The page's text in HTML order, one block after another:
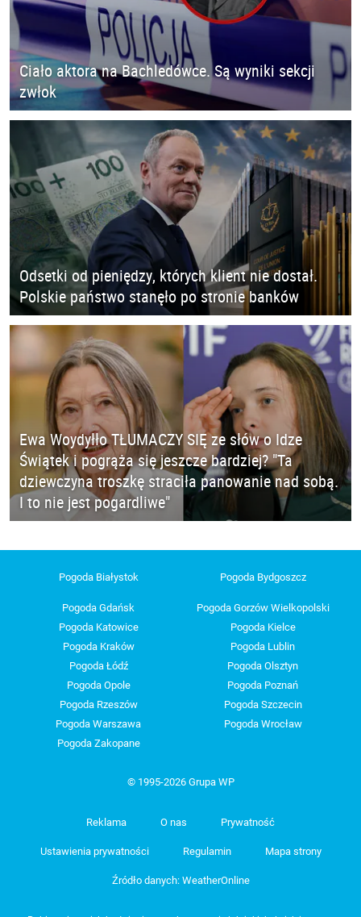
Ciało aktora na Bachledówce. Są wyniki sekcji
zwłok
Odsetki od pieniędzy, których klient nie dostał.
Polskie państwo stanęło po stronie banków
Ewa Woydyłło TŁUMACZY SIĘ ze słów o Idze
Świątek i pogrąża się jeszcze bardziej? "Ta
dziewczyna troszkę straciła panowanie nad sobą.
I to nie jest pogardliwe"
Pogoda Białystok Pogoda Bydgoszcz
Pogoda Gdańsk
Pogoda Gorzów Wielkopolski
Pogoda Katowice
Pogoda Kielce
Pogoda Kraków
Pogoda Lublin
Pogoda Łódź
Pogoda Olsztyn
Pogoda Opole
Pogoda Poznań
Pogoda Rzeszów
Pogoda Szczecin
Pogoda Warszawa
Pogoda Wrocław
Pogoda Zakopane
© 1995-2026 Grupa WP
Reklama O nas Prywatność
Ustawienia prywatności Regulamin Mapa strony
Źródło danych: WeatherOnline